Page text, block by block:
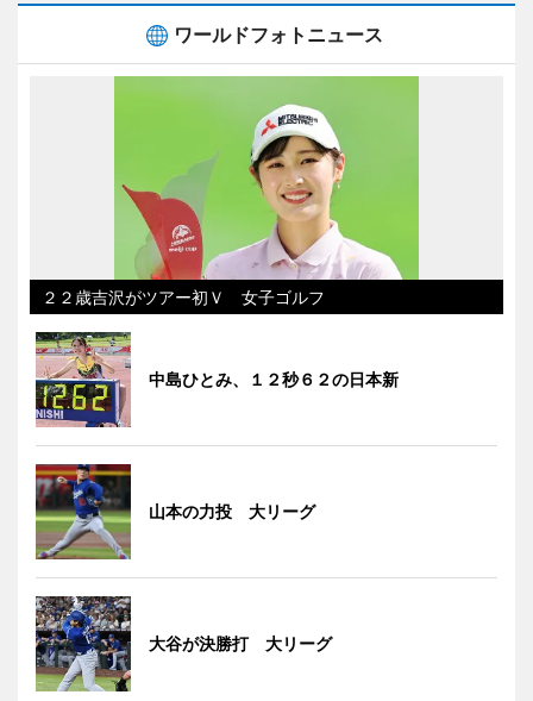
ワールドフォトニュース
２２歳吉沢がツアー初Ｖ 女子ゴルフ
中島ひとみ、１２秒６２の日本新
山本の力投 大リーグ
大谷が決勝打 大リーグ